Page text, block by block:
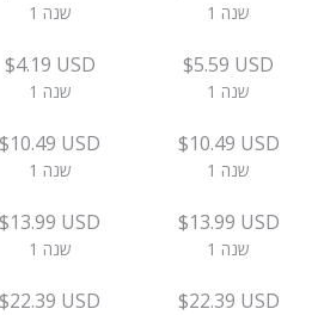
1 שנה 1 שנה
$4.19 USD
1 שנה
$5.59 USD
1 שנה
$10.49 USD
1 שנה
$10.49 USD
1 שנה
$13.99 USD
1 שנה
$13.99 USD
1 שנה
$22.39 USD $22.39 USD